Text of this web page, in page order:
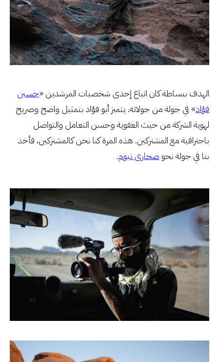
الهدف ببساطة كان اتباع إحدى شخصيات المرشدين «حسين
فؤاد» في جولة من جولاته. يتميز أبو فؤاد بتمثيل واضح وصريح
لهوية الشركة من حيث العفوية وحسن التعامل والتواصل
باحترافية مع المشتركين. هذه المرة كنا نحن كالمشتركين، فأخذ
بنا في جولة نحو صحارى نيوم.